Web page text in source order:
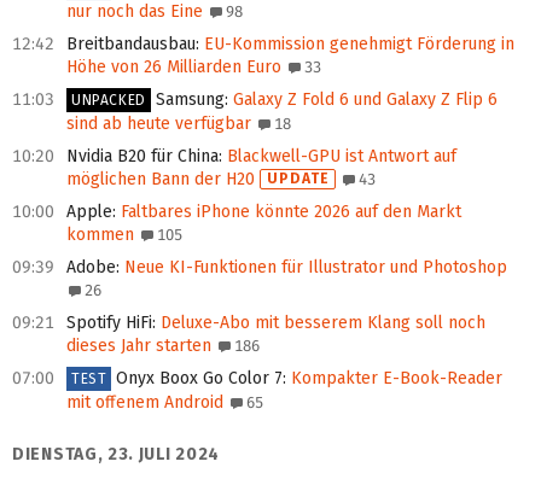
nur noch das Eine
98
12:42 Breitbandausbau: EU-Kommission genehmigt Förderung in
Höhe von 26 Milliarden Euro
33
11:03 UNPACKED Samsung: Galaxy Z Fold 6 und Galaxy Z Flip 6
sind ab heute verfügbar
18
10:20 Nvidia B20 für China: Blackwell-GPU ist Antwort auf
möglichen Bann der H20
UPDATE 43
10:00 Apple: Faltbares iPhone könnte 2026 auf den Markt
kommen
105
09:39 Adobe: Neue KI-Funktionen für Illustrator und Photoshop
26
09:21 Spotify HiFi: Deluxe-Abo mit besserem Klang soll noch
dieses Jahr starten
186
07:00 TEST Onyx Boox Go Color 7: Kompakter E-Book-Reader
mit offenem Android
65
DIENSTAG, 23. JULI 2024